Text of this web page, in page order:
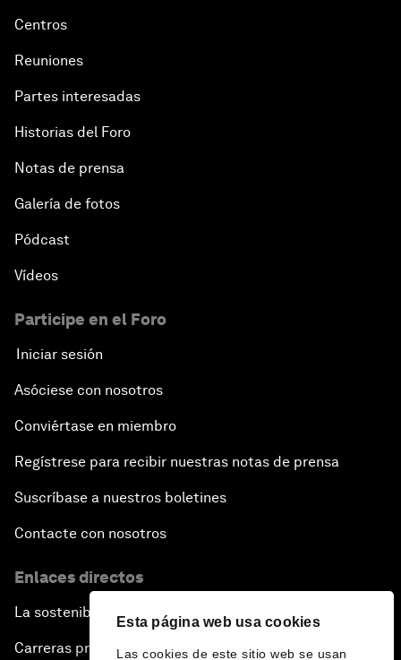
Esta página web usa cookies
Las cookies de este sitio web se usan
Centros
Reuniones
Partes interesadas
Historias del Foro
Notas de prensa
Galería de fotos
Pódcast
Vídeos
Participe en el Foro
Iniciar sesión
Asóciese con nosotros
Conviértase en miembro
Regístrese para recibir nuestras notas de prensa
Suscríbase a nuestros boletines
Contacte con nosotros
Enlaces directos
La sostenibilidad en el Foro
Carreras profesionales